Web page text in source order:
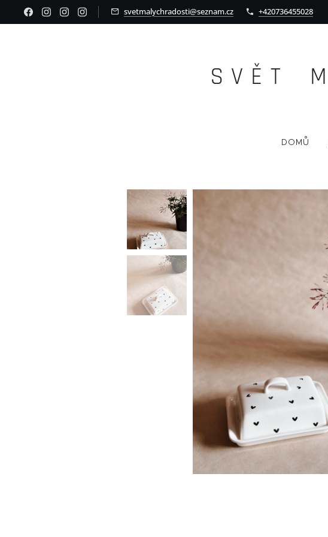
svetmalychradosti@seznam.cz +420736455028
S V Ě T
DOMŮ